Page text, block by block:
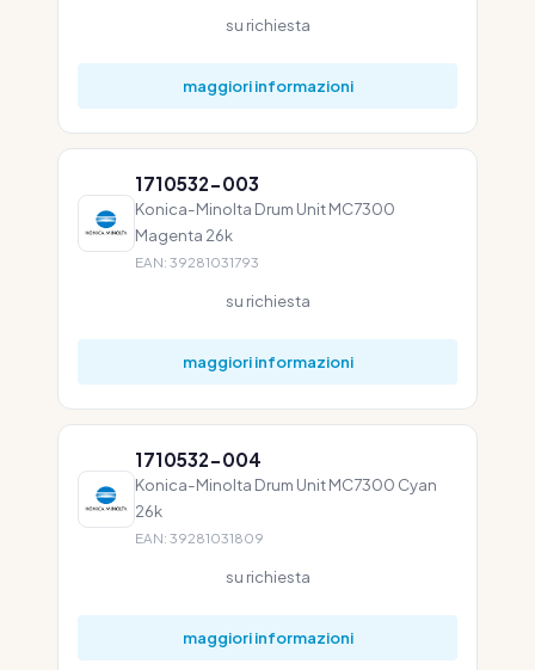
su richiesta
maggiori informazioni
1710532-003
Konica-Minolta Drum Unit MC7300
Magenta 26k
EAN: 39281031793
su richiesta
maggiori informazioni
1710532-004
Konica-Minolta Drum Unit MC7300 Cyan
26k
EAN: 39281031809
su richiesta
maggiori informazioni